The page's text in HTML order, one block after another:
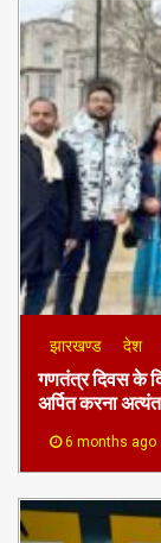
झारखण्ड देश
गणतंत्र दिवस के
अर्पित करना
6 months ago